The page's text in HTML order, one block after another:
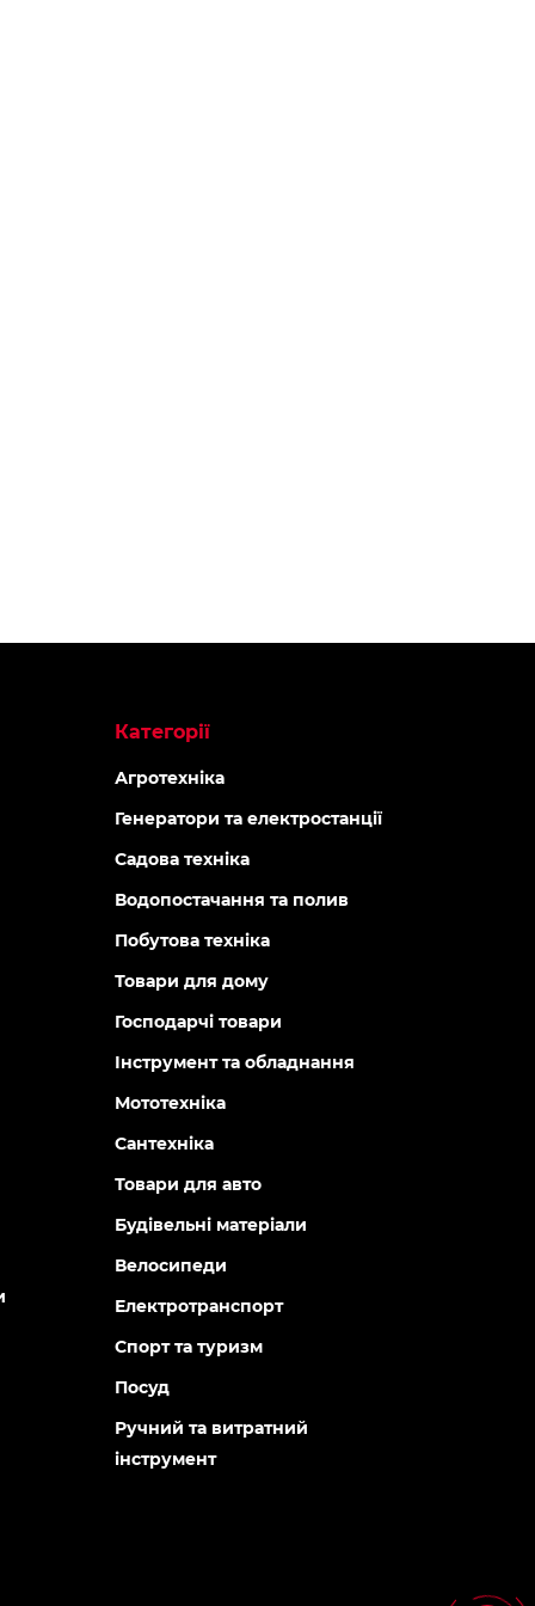
Категорії
Агротехніка
Генератори та електростанції
Садова техніка
Водопостачання та полив
Побутова техніка
Товари для дому
Господарчі товари
Інструмент та обладнання
Мототехніка
Сантехніка
Товари для авто
Будівельні матеріали
Велосипеди
Електротранспорт
Спорт та туризм
Посуд
Ручний та витратний
інструмент